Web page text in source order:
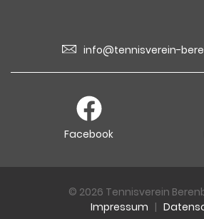
info@tennisverein-
Facebook
© 2026 Tennisverein
Impressum |